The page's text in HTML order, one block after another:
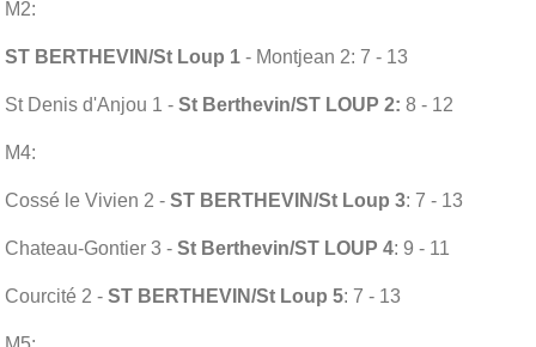
M2:
ST BERTHEVIN/St Loup 1 - Montjean 2: 7 - 13
St Denis d'Anjou 1 - St Berthevin/ST LOUP 2: 8 - 12
M4:
Cossé le Vivien 2 - ST BERTHEVIN/St Loup 3: 7 - 13
Chateau-Gontier 3 - St Berthevin/ST LOUP 4: 9 - 11
Courcité 2 - ST BERTHEVIN/St Loup 5: 7 - 13